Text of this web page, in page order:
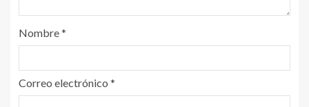
Nombre*
Correo electrónico *